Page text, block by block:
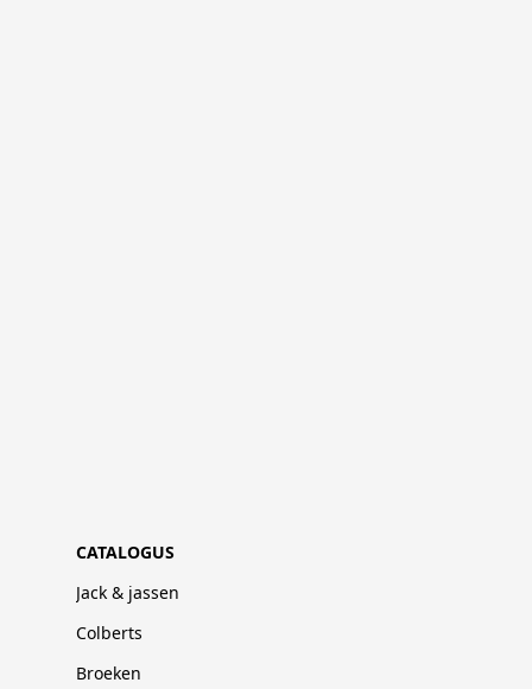
CATALOGUS
Jack & jassen
Colberts
Broeken